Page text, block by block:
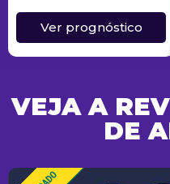
Ver prognóstico
VEJA A
DE